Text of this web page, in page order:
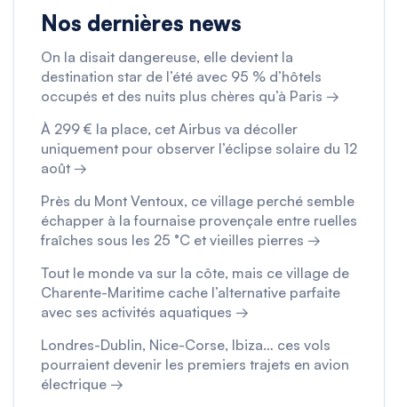
Nos dernières news
On la disait dangereuse, elle devient la
destination star de l’été avec 95 % d’hôtels
occupés et des nuits plus chères qu’à Paris →
À 299 € la place, cet Airbus va décoller
uniquement pour observer l’éclipse solaire du 12
août →
Près du Mont Ventoux, ce village perché semble
échapper à la fournaise provençale entre ruelles
fraîches sous les 25 °C et vieilles pierres →
Tout le monde va sur la côte, mais ce village de
Charente-Maritime cache l’alternative parfaite
avec ses activités aquatiques →
Londres-Dublin, Nice-Corse, Ibiza… ces vols
pourraient devenir les premiers trajets en avion
électrique →